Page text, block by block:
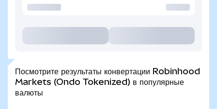
Посмотрите результаты конвертации Robinhood
Markets (Ondo Tokenized) в популярные
валюты